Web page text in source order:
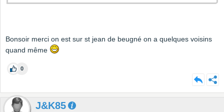
Bonsoir merci on est sur st jean de beugné on a quelques voisins
quand même
0
J&K85